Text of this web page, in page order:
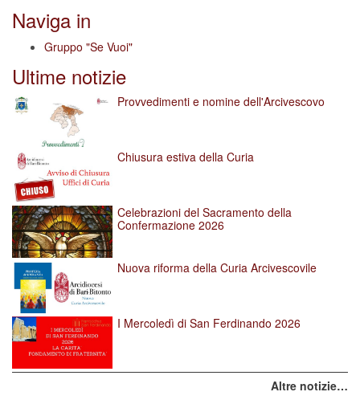
Naviga in
Gruppo "Se Vuoi"
Ultime notizie
Provvedimenti e nomine dell'Arcivescovo
Chiusura estiva della Curia
Celebrazioni del Sacramento della
Confermazione 2026
Nuova riforma della Curia Arcivescovile
I Mercoledì di San Ferdinando 2026
Altre notizie…